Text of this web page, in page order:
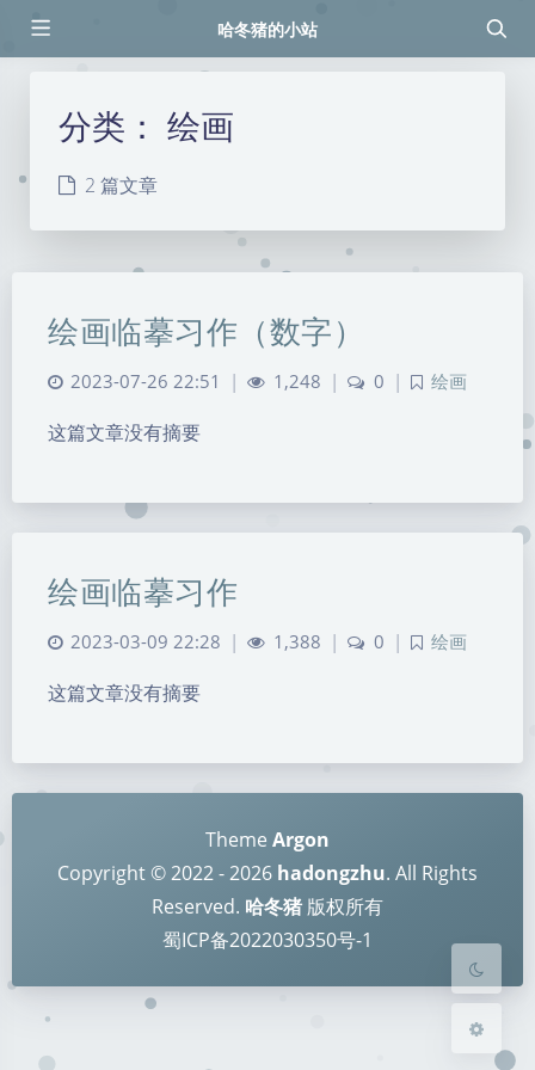
哈冬猪的小站
浅阴影 深阴影
关闭 日落
分类： 绘画
2 篇文章
绘画临摹习作（数字）
2023-07-26 22:51 | 1,248 | 0 | 绘画
这篇文章没有摘要
绘画临摹习作
2023-03-09 22:28 | 1,388 | 0 | 绘画
这篇文章没有摘要
Theme Argon
Copyright © 2022 - 2026 hadongzhu. All Rights
Reserved. 哈冬猪 版权所有
蜀ICP备2022030350号-1